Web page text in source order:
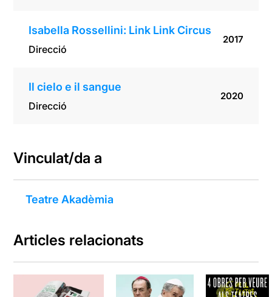
Isabella Rossellini: Link Link Circus
Direcció
2017
Il cielo e il sangue
Direcció
2020
Vinculat/da a
Teatre Akadèmia
Articles relacionats